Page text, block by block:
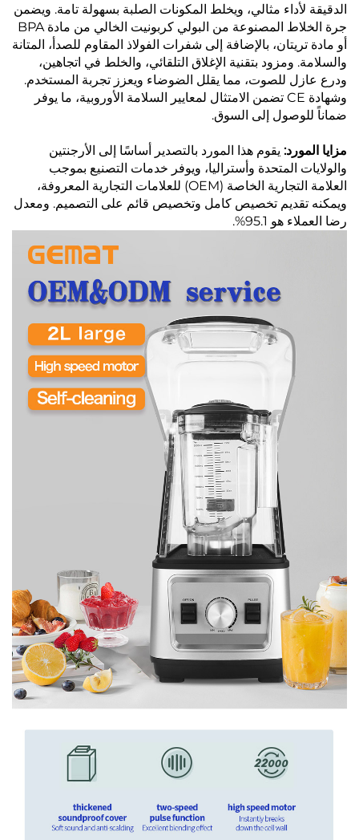
الدقيقة لأداء مثالي، ويخلط المكونات الصلبة بسهولة تامة. ويضمن
جرة الخلاط المصنوعة من البولي كربونيت الخالي من مادة BPA
أو مادة تريتان، بالإضافة إلى شفرات الفولاذ المقاوم للصدأ، المتانة
والسلامة. ومزود بتقنية الإغلاق التلقائي، والخلط في اتجاهين،
ودرع عازل للصوت، مما يقلل الضوضاء ويعزز تجربة المستخدم.
وشهادة CE تضمن الامتثال لمعايير السلامة الأوروبية، ما يوفر
ضماناً للوصول إلى السوق.
مزايا المورد: يقوم هذا المورد بالتصدير أساسًا إلى الأرجنتين
والولايات المتحدة وأستراليا، ويوفر خدمات التصنيع بموجب
العلامة التجارية الخاصة (OEM) للعلامات التجارية المعروفة،
ويمكنه تقديم تخصيص كامل وتخصيص قائم على التصميم. ومعدل
رضا العملاء هو 95.1%.